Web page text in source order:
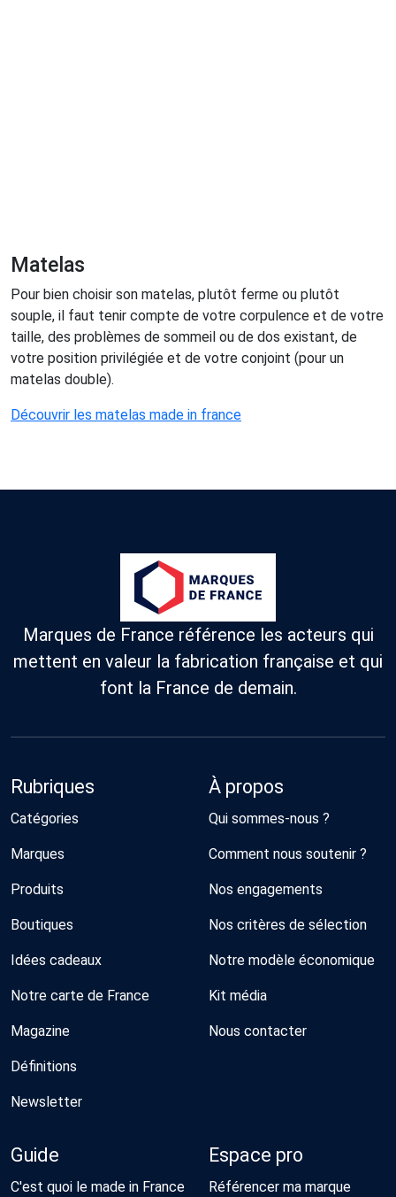
Matelas
Pour bien choisir son matelas, plutôt ferme ou plutôt
souple, il faut tenir compte de votre corpulence et de votre
taille, des problèmes de sommeil ou de dos existant, de
votre position privilégiée et de votre conjoint (pour un
matelas double).
Découvrir les matelas made in france
Marques de France référence les acteurs qui
mettent en valeur la fabrication française et qui
font la France de demain.
Rubriques
Catégories
Marques
Produits
Boutiques
Idées cadeaux
Notre carte de France
Magazine
Définitions
Newsletter
À propos
Qui sommes-nous ?
Comment nous soutenir ?
Nos engagements
Nos critères de sélection
Notre modèle économique
Kit média
Nous contacter
Guide
C'est quoi le made in France
Espace pro
Référencer ma marque